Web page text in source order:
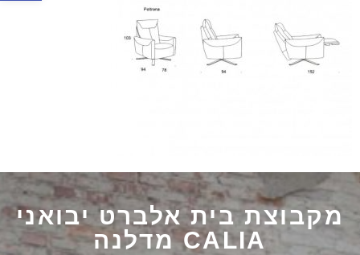
מקבוצת בית אלברט יבואני
CALIA מדלנה